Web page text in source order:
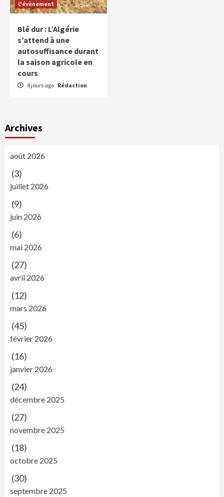
L'évènement
Blé dur : L’Algérie
s’attend à une
autosuffisance durant
la saison agricole en
cours
4 jours ago Rédaction
Archives
août 2026
(3)
juillet 2026
(9)
juin 2026
(6)
mai 2026
(27)
avril 2026
(12)
mars 2026
(45)
février 2026
(16)
janvier 2026
(24)
décembre 2025
(27)
novembre 2025
(18)
octobre 2025
(30)
septembre 2025